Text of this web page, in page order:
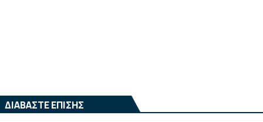
ΔΙΑΒΑΣΤΕ ΕΠΙΣΗΣ